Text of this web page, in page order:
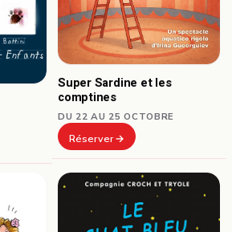
Super Sardine et les
comptines
DU 22 AU 25 OCTOBRE
Réserver